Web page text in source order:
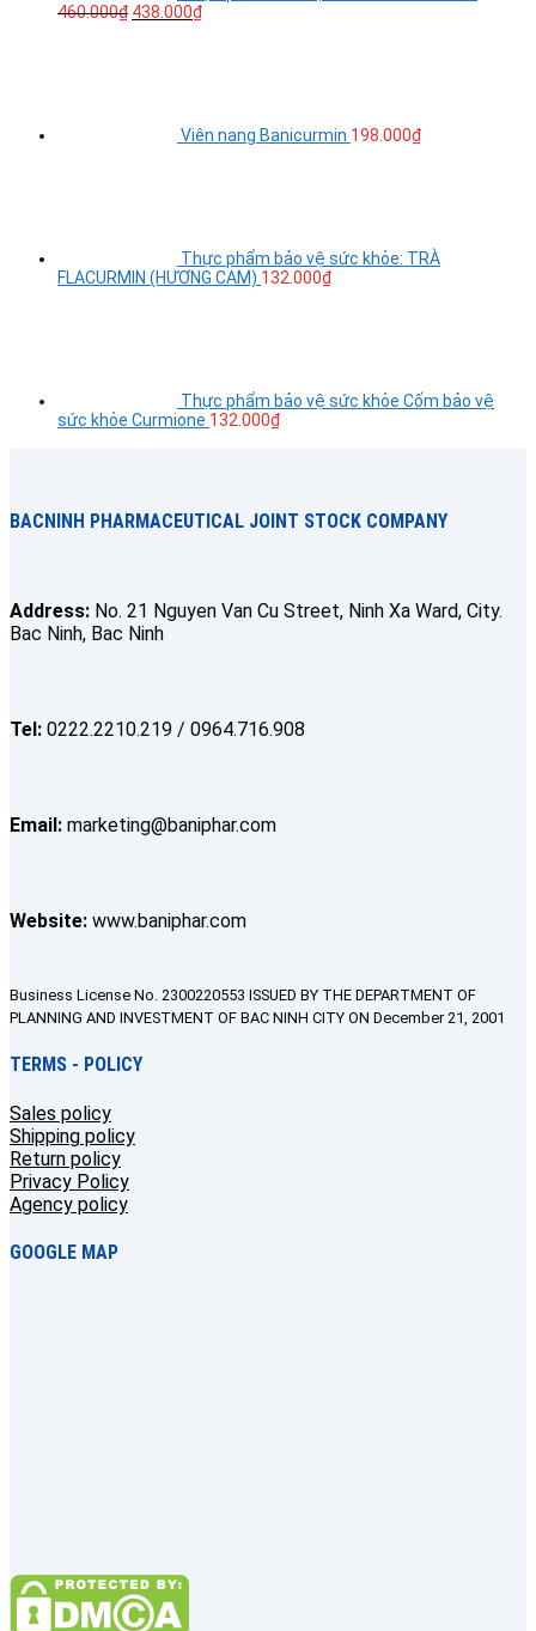
460.000₫ 438.000₫
Viên nang Banicurmin 198.000₫
Thực phẩm bảo vệ sức khỏe: TRÀ
FLACURMIN (HƯƠNG CAM) 132.000₫
Thực phẩm bảo vệ sức khỏe Cốm bảo vệ
sức khỏe Curmione 132.000₫
BACNINH PHARMACEUTICAL JOINT STOCK COMPANY
Address: No. 21 Nguyen Van Cu Street, Ninh Xa Ward, City.
Bac Ninh, Bac Ninh
Tel: 0222.2210.219 / 0964.716.908
Email: marketing@baniphar.com
Website: www.baniphar.com
Business License No. 2300220553 ISSUED BY THE DEPARTMENT OF
PLANNING AND INVESTMENT OF BAC NINH CITY ON December 21, 2001
TERMS - POLICY
Sales policy
Shipping policy
Return policy
Privacy Policy
Agency policy
GOOGLE MAP